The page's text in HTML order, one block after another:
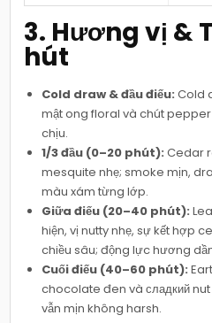
3. Hương vị &
hút
Cold draw & đầu điếu: Cold
mật ong floral và chút
chịu.
1/3 đầu (0–20 phút): Cedar
mesquite nhẹ; smoke mịn,
màu xám từng lớp.
Giữa điếu (20–40 phút):
hiện, vị nutty nhẹ, sự kết hợp
chiều sâu; động lực hương
Cuối điếu (40–60 phút):
chocolate đen và сладкий
vẫn mịn không harsh.